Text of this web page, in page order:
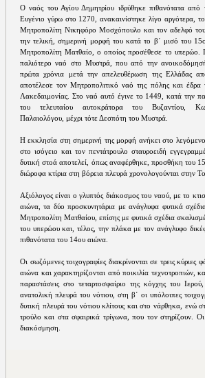
Ο ναός του Αγίου Δημητρίου ιδρύθηκε πιθανότατα από
Ευγένιο γύρω στο 1270, ανακαινίστηκε λίγο αργότερα,
Μητροπολίτη Νικηφόρο Μοσχόπουλο και τον αδελφό
την τελική, σημερινή μορφή του κατά το β΄ μισό του
Μητροπολίτη Ματθαίο, ο οποίος προσέθεσε το υπερώο.
παλιότερο ναό στο Μυστρά, που από την
πρώτα χρόνια μετά την απελευθέρωση της Ελλάδας
αποτέλεσε τον Μητροπολιτικό ναό της πόλης και έδρα
Λακεδαιμονίας. Στο ναό αυτό έγινε το 1449, κατά την
του τελευταίου αυτοκράτορα του Βυζαντίου,
Παλαιολόγου, μέχρι τότε Δεσπότη του Μυστρά.
Η εκκλησία στη σημερινή της μορφή ανήκει στο
στο ισόγειο και τον πεντάτρουλο σταυροειδή
δυτική στοά αποτελεί, όπως αναφέρθηκε, προσθήκη του
διώροφα κτίρια στη βόρεια πλευρά χρονολογούνται στην
Αξιόλογος είναι ο γλυπτός διάκοσμος του ναού, με το
αιώνα, τα δύο προσκυνητάρια με ανάγλυφα φυτικά
Μητροπολίτη Ματθαίου, επίσης με φυτικά σχέδια
του υπερώου και, τέλος, την πλάκα με τον ανάγλυφο
πιθανότατα του 14ου αιώνα.
Οι σωζόμενες τοιχογραφίες διακρίνονται σε τρεις
αιώνα και χαρακτηρίζονται από ποικιλία τεχνοτροπιών,
παραστάσεις στο τεταρτοσφαίριο της κόγχης του
ανατολική πλευρά του νότιου, στη β΄ οι υπόλοιπες
δυτική πλευρά του νότιου κλίτους και στο νάρθηκα, ενώ
τρούλο και στα σφαιρικά τρίγωνα, που τον στηρίζουν.
διακόσμηση.